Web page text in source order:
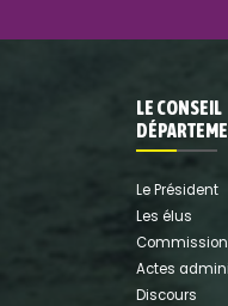
LE CONSEIL
Le Président
Les élus
Actes
Discours